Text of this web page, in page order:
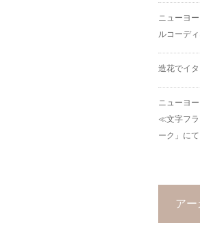
ニューヨ
ルコーデ
造花でイ
ニューヨ
≪文字フラ
ーク」にて
アー